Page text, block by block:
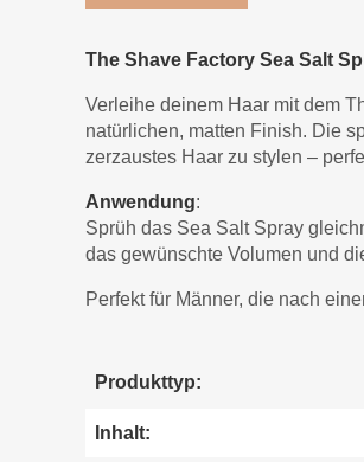
The Shave Factory Sea Salt
Verleihe deinem Haar mit dem
natürlichen, matten Finish. Die
zerzaustes Haar zu stylen –
Anwendung:
Sprüh das Sea Salt Spray
das gewünschte Volumen und
Perfekt für Männer, die nach
Produkttyp:
Inhalt: